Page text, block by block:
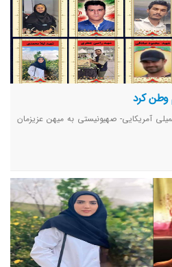
آمریکایی- صهیونیستی به میهن عزیزمان